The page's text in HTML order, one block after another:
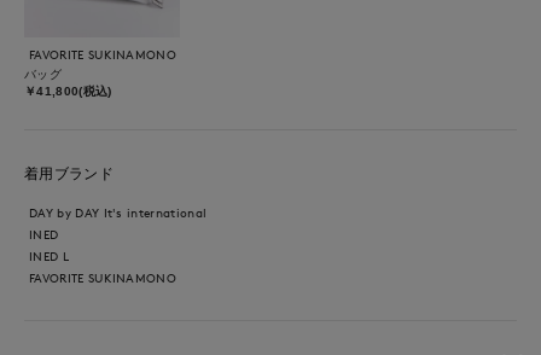
FAVORITE SUKINAMONO
バッグ
￥41,800(税込)
着用ブランド
DAY by DAY It's international
INED
INED L
FAVORITE SUKINAMONO